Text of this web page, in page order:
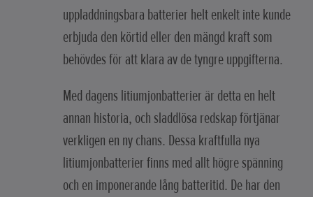
uppladdningsbara batterier helt enkelt inte kunde
erbjuda den körtid eller den mängd kraft som
behövdes för att klara av de tyngre uppgifterna.
Med dagens litiumjonbatterier är detta en helt
annan historia, och sladdlösa redskap förtjänar
verkligen en ny chans. Dessa kraftfulla nya
litiumjonbatterier finns med allt högre spänning
och en imponerande lång batteritid. De har den